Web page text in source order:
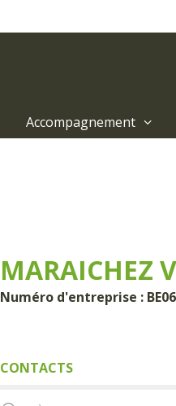
Accompagnement
MARAICHEZ
Numéro d'entreprise :
CONTACTS